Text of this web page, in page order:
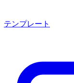
テンプレート